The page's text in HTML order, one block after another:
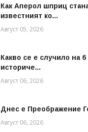
Как Аперол шприц
известният ко...
Август 05, 2026
Какво се е случило на 6
историче...
Август 06, 2026
Днес е Преображение
Август 06, 2026